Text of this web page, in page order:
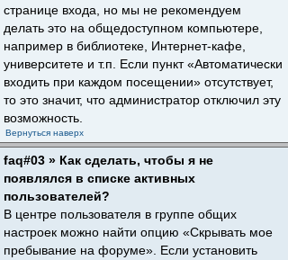
странице входа, но мы не рекомендуем
делать это на общедоступном компьютере,
например в библиотеке, Интернет-кафе,
университете и т.п. Если пункт «Автоматически
входить при каждом посещении» отсутствует,
то это значит, что администратор отключил эту
возможность.
Вернуться наверх
faq#03 » Как сделать, чтобы я не
появлялся в списке активных
пользователей?
В центре пользователя в группе общих
настроек можно найти опцию «Скрывать мое
пребывание на форуме». Если установить